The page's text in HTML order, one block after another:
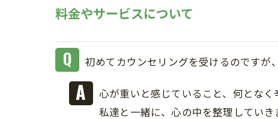
料金やサービスについて
初めてカウンセリングを受けるのですが
心が重いと感じていること、何とな
私達と一緒に、心の中を整理していき